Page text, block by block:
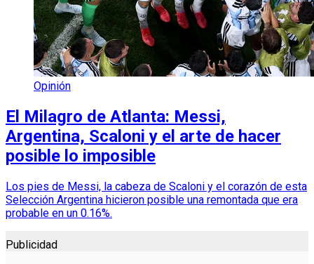
Opinión
El Milagro de Atlanta: Messi,
Argentina, Scaloni y el arte de hacer
posible lo imposible
Los pies de Messi, la cabeza de Scaloni y el corazón de esta
Selección Argentina hicieron posible una remontada que era
probable en un 0.16%.
Publicidad